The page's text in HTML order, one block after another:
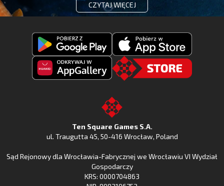
CZYTAJ WIĘCEJ
Pobierz
Fishing
Pobierz
Fishing
z
Apple
Store
Huawei
Gallery
to
the
Ten Square Games S.A.
ul. Traugutta 45, 50-416 Wrocław, Poland
Sąd Rejonowy dla Wrocławia-Fabrycznej we Wrocławiu VI Wydział
Gospodarczy
KRS: 0000704863